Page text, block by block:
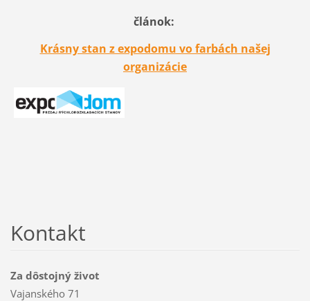
článok:
Krásny stan z expodomu vo farbách našej
organizácie
Kontakt
Za dôstojný život
Vajanského 71